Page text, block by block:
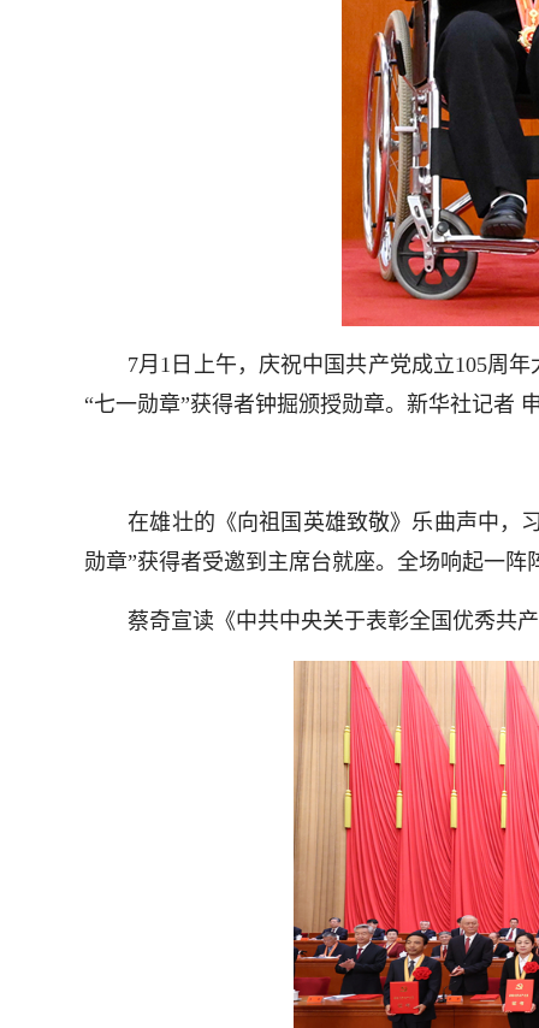
7月1日上午，庆祝中国共产党成立105周年
“七一勋章”获得者钟掘颁授勋章。新华社记者
在雄壮的《向祖国英雄致敬》乐曲声中，习
勋章”获得者受邀到主席台就座。全场响起一阵
蔡奇宣读《中共中央关于表彰全国优秀共产